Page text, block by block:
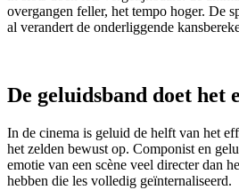
overgangen feller, het tempo hoger. De
al verandert de onderliggende
De geluidsband doet het
In de cinema is geluid de helft van het
het zelden bewust op. Componist en
emotie van een scène veel directer dan
hebben die les volledig geïnternaliseerd.